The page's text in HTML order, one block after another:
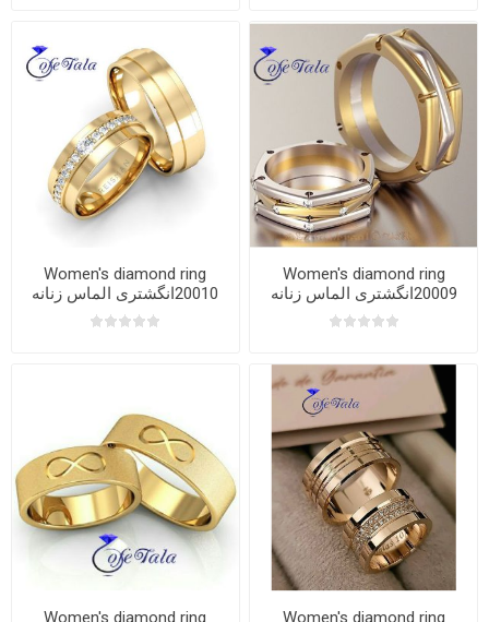
Women's diamond ring
20009انگشتری الماس زنانه
Women's diamond ring
20010انگشتری الماس زنانه
Women's diamond ring
Women's diamond ring